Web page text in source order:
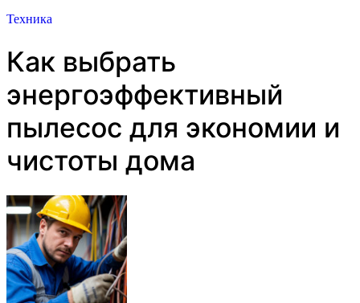
Техника
Как выбрать
энергоэффективный
пылесос для экономии и
чистоты дома